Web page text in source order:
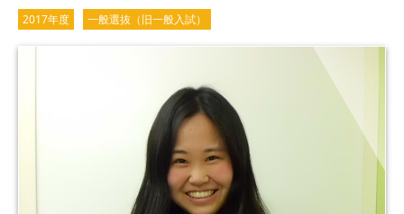
2017年度 一般選抜（旧一般入試）